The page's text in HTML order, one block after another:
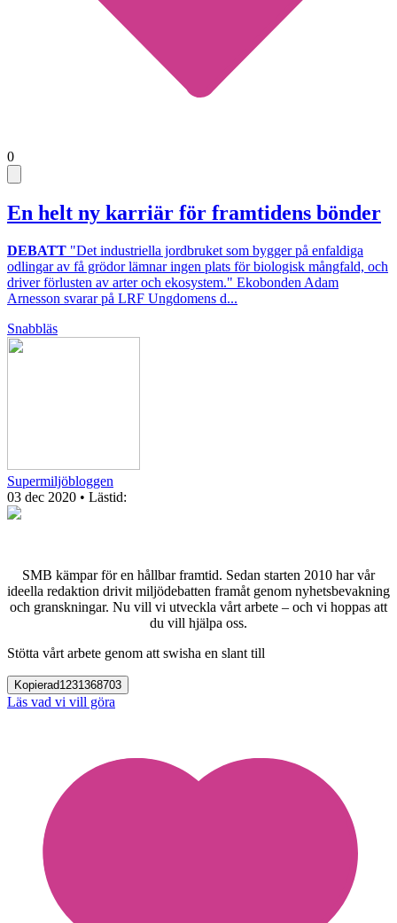
0
En helt ny karriär för framtidens bönder
DEBATT "Det industriella jordbruket som bygger på enfaldiga
odlingar av få grödor lämnar ingen plats för biologisk mångfald, och
driver förlusten av arter och ekosystem." Ekobonden Adam
Arnesson svarar på LRF Ungdomens d...
Snabbläs
Supermiljöbloggen
03 dec 2020 • Lästid:
SMB kämpar för en hållbar framtid. Sedan starten 2010 har vår
ideella redaktion drivit miljödebatten framåt genom nyhetsbevakning
och granskningar. Nu vill vi utveckla vårt arbete – och vi hoppas att
du vill hjälpa oss.
Stötta vårt arbete genom att swisha en slant till
Kopierad1231368703
Läs vad vi vill göra